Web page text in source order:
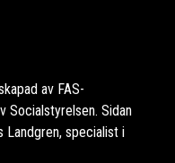
av FAS-
Socialstyrelsen. Sidan
Landgren, specialist i